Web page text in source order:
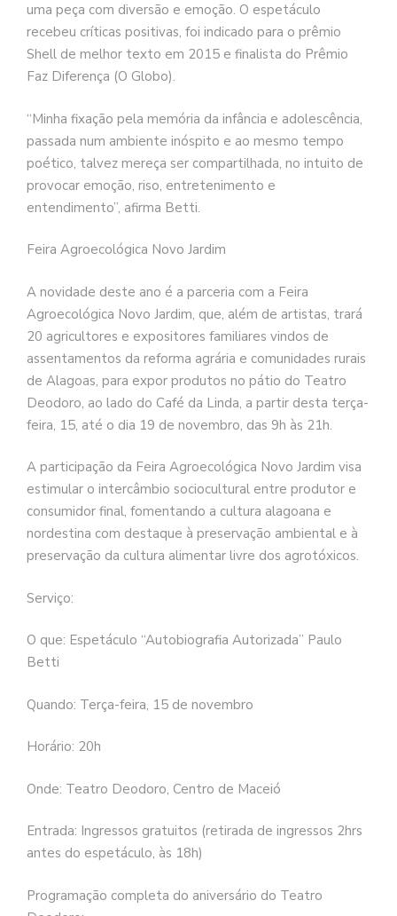
uma peça com diversão e emoção. O espetáculo
recebeu críticas positivas, foi indicado para o prêmio
Shell de melhor texto em 2015 e finalista do Prêmio
Faz Diferença (O Globo).
“Minha fixação pela memória da infância e adolescência,
passada num ambiente inóspito e ao mesmo tempo
poético, talvez mereça ser compartilhada, no intuito de
provocar emoção, riso, entretenimento e
entendimento”, afirma Betti.
Feira Agroecológica Novo Jardim
A novidade deste ano é a parceria com a Feira
Agroecológica Novo Jardim, que, além de artistas, trará
20 agricultores e expositores familiares vindos de
assentamentos da reforma agrária e comunidades rurais
de Alagoas, para expor produtos no pátio do Teatro
Deodoro, ao lado do Café da Linda, a partir desta terça-
feira, 15, até o dia 19 de novembro, das 9h às 21h.
A participação da Feira Agroecológica Novo Jardim visa
estimular o intercâmbio sociocultural entre produtor e
consumidor final, fomentando a cultura alagoana e
nordestina com destaque à preservação ambiental e à
preservação da cultura alimentar livre dos agrotóxicos.
Serviço:
O que: Espetáculo “Autobiografia Autorizada” Paulo
Betti
Quando: Terça-feira, 15 de novembro
Horário: 20h
Onde: Teatro Deodoro, Centro de Maceió
Entrada: Ingressos gratuitos (retirada de ingressos 2hrs
antes do espetáculo, às 18h)
Programação completa do aniversário do Teatro